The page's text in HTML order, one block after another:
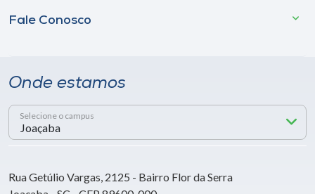
Fale Conosco
Onde estamos
Selecione o campus
Rua Getúlio Vargas, 2125 - Bairro Flor da Serra